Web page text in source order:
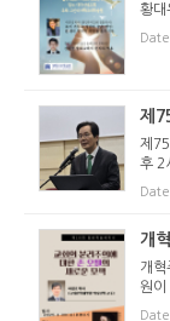
황대
아
(황
Date
제
제
후 2
회
김
Date
개
개혁
원이
Date